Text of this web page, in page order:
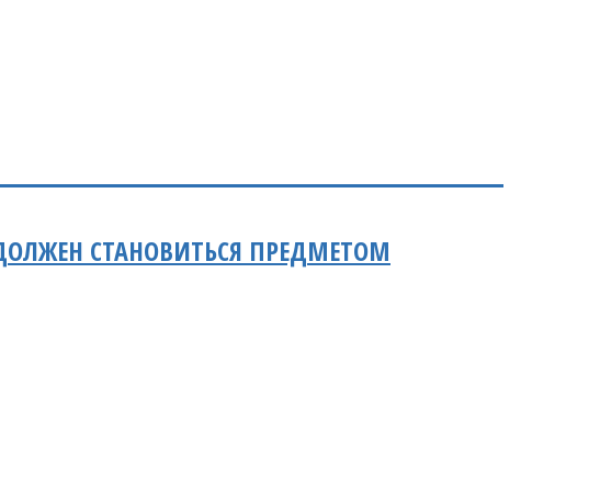
СТАНОВИТЬСЯ ПРЕДМЕТОМ